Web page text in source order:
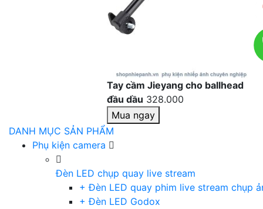
Tay cầm Jieyang cho ballhead
đầu dầu 328.000
Mua ngay
DANH MỤC SẢN PHẨM
Phụ kiện camera
Đèn LED chụp quay live stream
+ Đèn LED quay phim live stream chụp
+ Đèn LED Godox